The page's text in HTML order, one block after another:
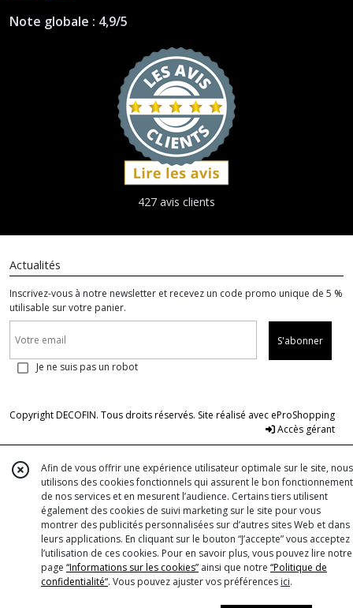
Note globale : 4,9/5
427 avis clients
Actualités
Inscrivez-vous à notre newsletter et recevez un code promo unique de 5 %
utilisable sur votre panier.
S'abonner
Je ne suis pas un robot
Copyright DECOFIN. Tous droits réservés. Site réalisé avec eProShopping
Accès gérant
Afin de vous offrir une expérience utilisateur optimale sur le site, nous
utilisons des cookies fonctionnels qui assurent le bon fonctionnement
de nos services et en mesurent l’audience. Certains tiers utilisent
également des cookies de suivi marketing sur le site pour vous
montrer des publicités personnalisées sur d’autres sites Web et dans
leurs applications. En cliquant sur le bouton “J’accepte” vous acceptez
l’utilisation de ces cookies. Pour en savoir plus, vous pouvez lire notre
page “Informations sur les cookies” ainsi que notre “Politique de
confidentialité“. Vous pouvez ajuster vos préférences ici.